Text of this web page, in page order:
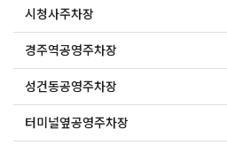
시청사주차장
경주역공영주차장
성건동공영주차장
터미널옆공영주차장